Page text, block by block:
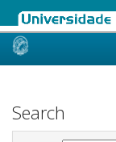
Skip
Search